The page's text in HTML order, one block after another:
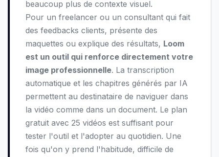
beaucoup plus de contexte visuel.
Pour un freelancer ou un consultant qui fait
des feedbacks clients, présente des
maquettes ou explique des résultats, Loom
est un outil qui renforce directement votre
image professionnelle. La transcription
automatique et les chapitres générés par IA
permettent au destinataire de naviguer dans
la vidéo comme dans un document. Le plan
gratuit avec 25 vidéos est suffisant pour
tester l'outil et l'adopter au quotidien. Une
fois qu'on y prend l'habitude, difficile de